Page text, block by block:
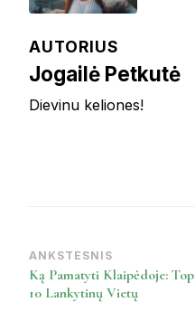
AUTORIUS
Jogailė Petkutė
Dievinu keliones!
Post
Navigation
ANKSTESNIS
Ką Pamatyti Klaipėdoje: Top
10 Lankytinų Vietų